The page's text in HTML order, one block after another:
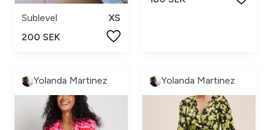
Sublevel
XS
200 SEK
Yolanda Martinez Yolanda Martinez